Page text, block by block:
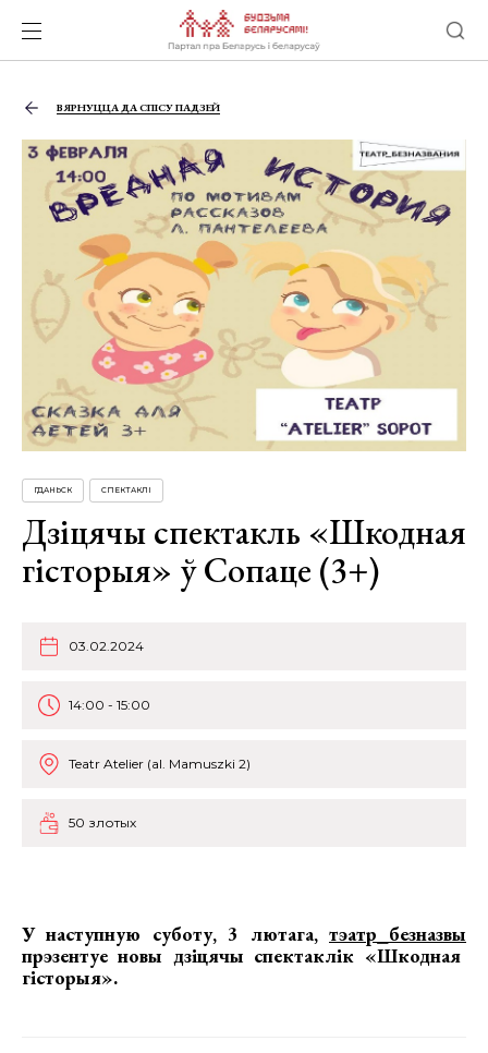
ВЯРНУЦЦА ДА СПІСУ ПАДЗЕЙ
ГДАНЬСК СПЕКТАКЛІ
Дзіцячы спектакль «Шкодная
гісторыя» ў Сопаце (3+)
03.02.2024
14:00 - 15:00
Teatr Atelier (al. Mamuszki 2)
50 злотых
У наступную суботу, 3 лютага, тэатр_безназвы
прэзентуе новы дзіцячы спектаклік «Шкодная
гісторыя».